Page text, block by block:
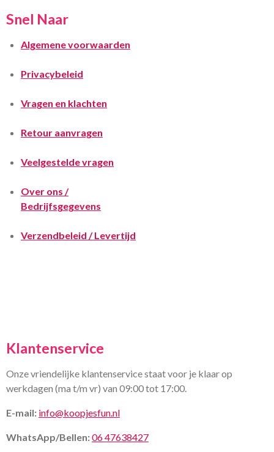
Snel Naar
Algemene voorwaarden
Privacybeleid
Vragen en klachten
Retour aanvragen
Veelgestelde vragen
Over ons /
Bedrijfsgegevens
Verzendbeleid / Levertijd
Klantenservice
Onze vriendelijke klantenservice staat voor je klaar op
werkdagen (ma t/m vr) van 09:00 tot 17:00.
E-mail: info@koopjesfun.nl
WhatsApp/Bellen:06 47638427